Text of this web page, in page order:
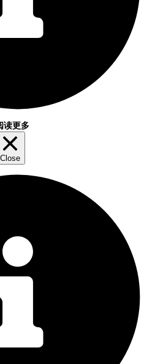
读更多
Close